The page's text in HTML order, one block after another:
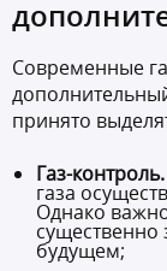
Современные
принято
Газ-контроль.
газа
Однако
существенно
будущем;